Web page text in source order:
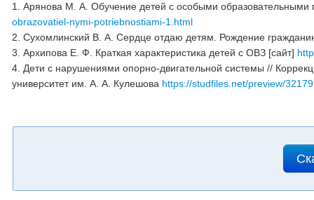
1. Арянова М. А. Обучение детей с особыми образовательными
obrazovatiel-nymi-potriebnostiami-1.html
2. Сухомлинский В. А. Сердце отдаю детям. Рождение
3. Архипова Е. Ф. Краткая характеристика детей с ОВЗ [сайт]
4. Дети с нарушениями опорно-двигательной системы //
университет им. А. А. Кулешова https://studfiles.net/preview/